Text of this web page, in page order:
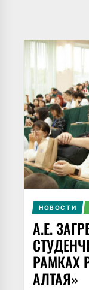
НОВОСТИ
А.Е.
РАМКАХ
АЛТАЯ»